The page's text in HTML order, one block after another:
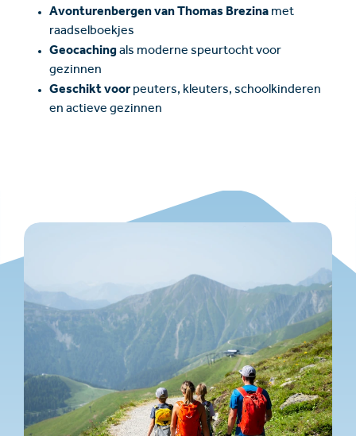
Avonturenbergen van Thomas Brezina met
raadselboekjes
Geocachingals moderne speurtocht voor
gezinnen
Geschikt voor peuters, kleuters, schoolkinderen
en actieve gezinnen